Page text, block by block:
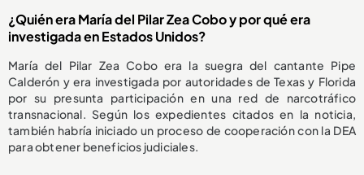
¿Quién era María del Pilar Zea Cobo y por qué era
investigada en Estados Unidos?
María del Pilar Zea Cobo era la suegra del cantante Pipe
Calderón y era investigada por autoridades de Texas y Florida
por su presunta participación en una red de narcotráfico
transnacional. Según los expedientes citados en la noticia,
también habría iniciado un proceso de cooperación con la DEA
para obtener beneficios judiciales.